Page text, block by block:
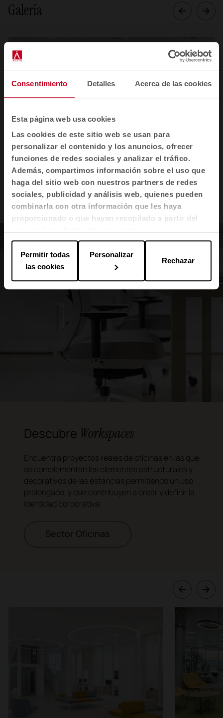
Consentimiento Detalles Acerca de las cookies
Esta página web usa cookies
Las cookies de este sitio web se usan para
personalizar el contenido y los anuncios, ofrecer
funciones de redes sociales y analizar el tráfico.
Además, compartimos información sobre el uso que
haga del sitio web con nuestros partners de redes
sociales, publicidad y análisis web, quienes pueden
combinarla con otra información que les haya
proporcionado o que hayan recopilado a partir del
Permitir todas
las cookies
Personalizar
Rechazar
Galería
1 2 3 4
Ver todas las imágenes
Descubre Workspaces
Encuentra proyectos reales de oficinas en las que
se complementan los elementos estructurales y
decorativos de las estancias permitiendo un uso
prolongado, y que contribuyen a crear y definir la
identidad corporativa.
Sector Oficinas